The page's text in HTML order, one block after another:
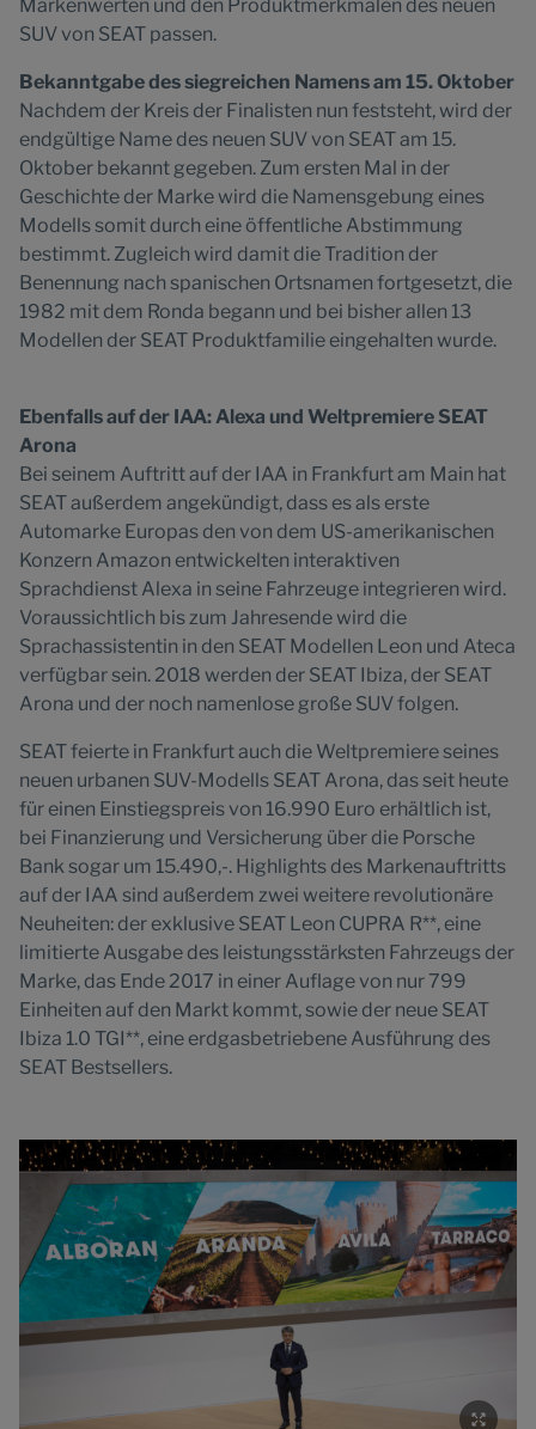
Markenwerten und den Produktmerkmalen des neuen
SUV von SEAT passen.
Bekanntgabe des siegreichen Namens am 15. Oktober
Nachdem der Kreis der Finalisten nun feststeht, wird der
endgültige Name des neuen SUV von SEAT am 15.
Oktober bekannt gegeben. Zum ersten Mal in der
Geschichte der Marke wird die Namensgebung eines
Modells somit durch eine öffentliche Abstimmung
bestimmt. Zugleich wird damit die Tradition der
Benennung nach spanischen Ortsnamen fortgesetzt, die
1982 mit dem Ronda begann und bei bisher allen 13
Modellen der SEAT Produktfamilie eingehalten wurde.
Ebenfalls auf der IAA: Alexa und Weltpremiere SEAT
Arona
Bei seinem Auftritt auf der IAA in Frankfurt am Main hat
SEAT außerdem angekündigt, dass es als erste
Automarke Europas den von dem US-amerikanischen
Konzern Amazon entwickelten interaktiven
Sprachdienst Alexa in seine Fahrzeuge integrieren wird.
Voraussichtlich bis zum Jahresende wird die
Sprachassistentin in den SEAT Modellen Leon und Ateca
verfügbar sein. 2018 werden der SEAT Ibiza, der SEAT
Arona und der noch namenlose große SUV folgen.
SEAT feierte in Frankfurt auch die Weltpremiere seines
neuen urbanen SUV-Modells SEAT Arona, das seit heute
für einen Einstiegspreis von 16.990 Euro erhältlich ist,
bei Finanzierung und Versicherung über die Porsche
Bank sogar um 15.490,-. Highlights des Markenauftritts
auf der IAA sind außerdem zwei weitere revolutionäre
Neuheiten: der exklusive SEAT Leon CUPRA R**, eine
limitierte Ausgabe des leistungsstärksten Fahrzeugs der
Marke, das Ende 2017 in einer Auflage von nur 799
Einheiten auf den Markt kommt, sowie der neue SEAT
Ibiza 1.0 TGI**, eine erdgasbetriebene Ausführung des
SEAT Bestsellers.